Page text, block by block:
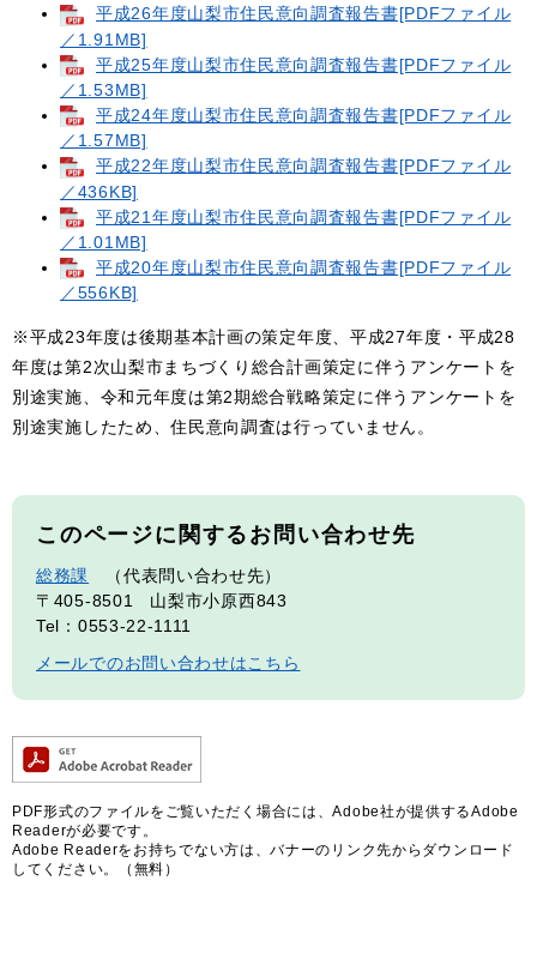
平成26年度山梨市住民意向調査報告書[PDFファイル
／1.91MB]
平成25年度山梨市住民意向調査報告書[PDFファイル
／1.53MB]
平成24年度山梨市住民意向調査報告書[PDFファイル
／1.57MB]
平成22年度山梨市住民意向調査報告書[PDFファイル
／436KB]
平成21年度山梨市住民意向調査報告書[PDFファイル
／1.01MB]
平成20年度山梨市住民意向調査報告書[PDFファイル
／556KB]
※平成23年度は後期基本計画の策定年度、平成27年度・平成28
年度は第2次山梨市まちづくり総合計画策定に伴うアンケートを
別途実施、令和元年度は第2期総合戦略策定に伴うアンケートを
別途実施したため、住民意向調査は行っていません。
このページに関するお問い合わせ先
総務課
代表問い合わせ先
〒405-8501
山梨市小原西843
Tel：0553-22-1111
メールでのお問い合わせはこちら
PDF形式のファイルをご覧いただく場合には、Adobe社が提供するAdobe
Readerが必要です。
Adobe Readerをお持ちでない方は、バナーのリンク先からダウンロード
してください。（無料）